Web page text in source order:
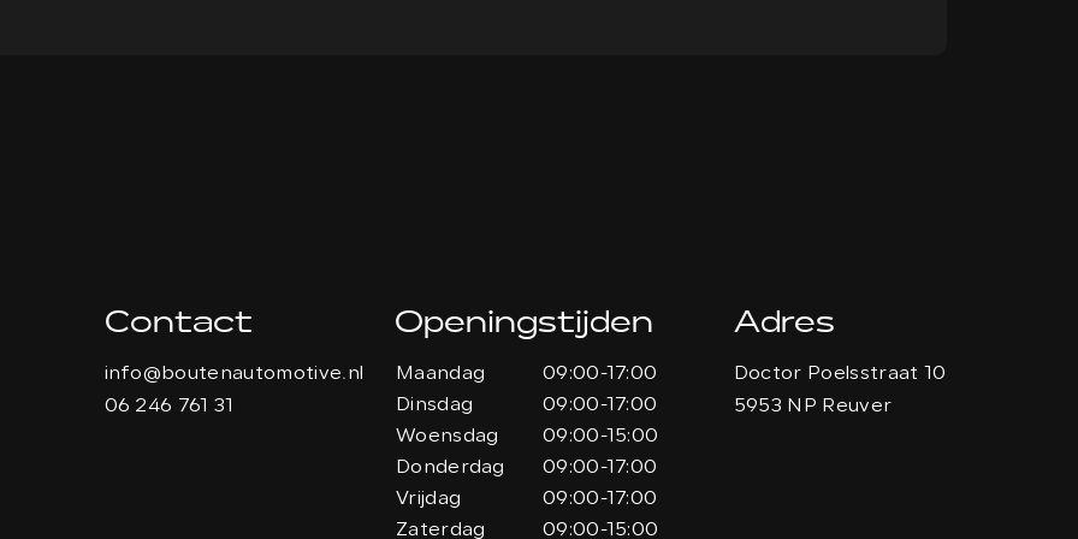
Contact
info@boutenautomotive.nl
06 246 761 31
Openingstijden
Maandag
09:00-17:00
Dinsdag
09:00-17:00
Woensdag
09:00-15:00
Donderdag
09:00-17:00
Vrijdag
09:00-17:00
Zaterdag
09:00-15:00
Adres
Doctor Poelsstraat 10
5953 NP Reuver